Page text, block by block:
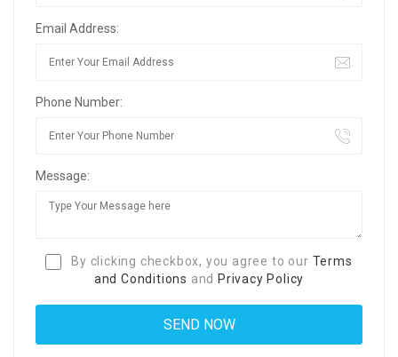
Email Address:
Phone Number:
Message:
By clicking checkbox, you agree to our Terms
and Conditions and Privacy Policy